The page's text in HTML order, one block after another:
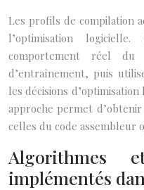
Les profils de compilation
l’optimisation
comportement réel du
d’entraînement, puis
les décisions
approche permet
celles du code assembleur
Algorithmes
implémentés